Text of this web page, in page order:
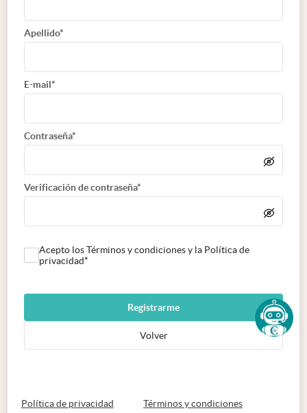
Apellido*
E-mail*
Contraseña*
Verificación de contraseña*
Acepto los Términos y condiciones y la Política de
privacidad*
Registrarme
Volver
Política de privacidad abre en nueva pestaña
Términos y condicionesabre en nueva